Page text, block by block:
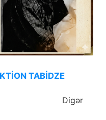
TABİDZE
Digər